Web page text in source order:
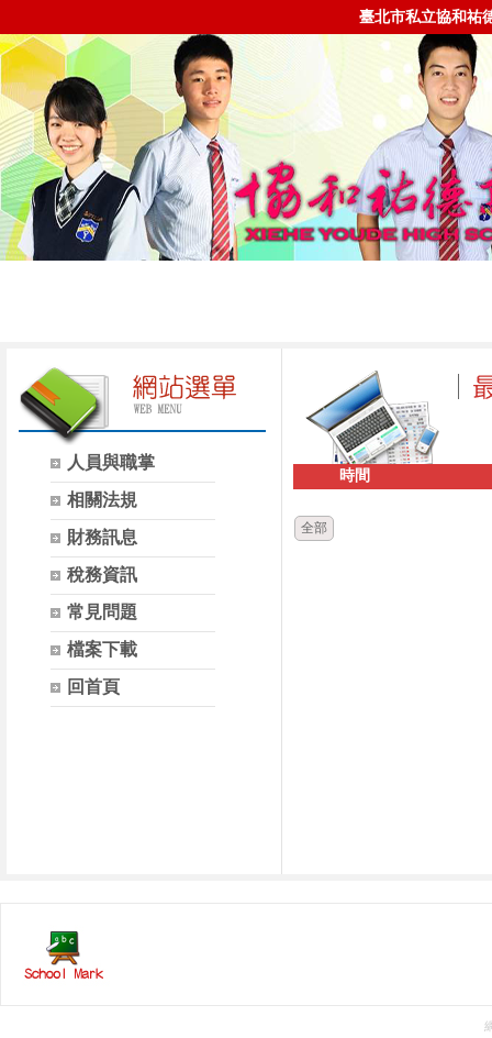
臺北市私立協和祐
人員與職掌
相關法規
財務訊息
稅務資訊
常見問題
檔案下載
回首頁
時間
全部